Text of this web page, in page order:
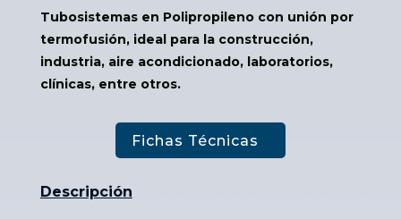
Tubosistemas en Polipropileno con unión por
termofusión, ideal para la construcción,
industria, aire acondicionado, laboratorios,
clínicas, entre otros.
Fichas Técnicas
Descripción